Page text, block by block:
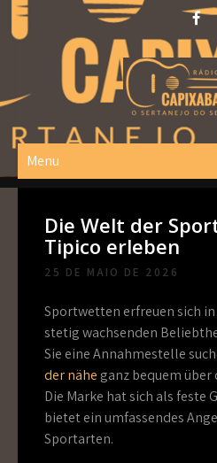
Skip
to
Capixaba Mix
O Sertanejo do seu Jeito!
Menu
Die Welt der
Tipico erleben
25 DE MAIO DE 2026
Sportwetten erfreuen sich
stetig wachsenden
Sie eine Annahmestelle
der nähe ganz bequem
Die Marke hat sich als feste
bietet ein umfassendes
Sportarten.